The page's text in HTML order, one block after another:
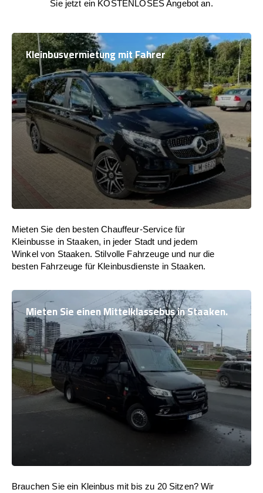
Sie jetzt ein KOSTENLOSES Angebot an.
Kleinbusvermietung mit Fahrer
Mieten Sie den besten Chauffeur-Service für
Kleinbusse in Staaken, in jeder Stadt und jedem
Winkel von Staaken. Stilvolle Fahrzeuge und nur die
besten Fahrzeuge für Kleinbusdienste in Staaken.
Mieten Sie einen Mittelklassebus in Staaken.
Brauchen Sie ein Kleinbus mit bis zu 20 Sitzen? Wir